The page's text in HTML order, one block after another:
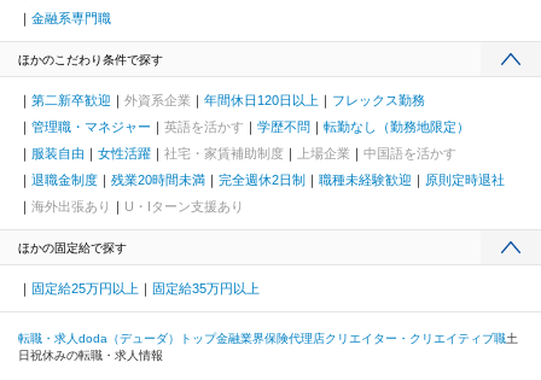
金融系専門職
ほかのこだわり条件で探す
第二新卒歓迎 外資系企業 年間休日120日以上
フレックス勤務
管理職・マネジャー
英語を活かす 学歴不問
転勤なし（勤務地限定）
服装自由
女性活躍 社宅・家賃補助制度 上場企業
中国語を活かす
退職金制度
残業20時間未満 完全週休2日制 職種未経験歓迎
原則定時退社
海外出張あり
U・Iターン支援あり
ほかの固定給で探す
固定給25万円以上 固定給35万円以上
転職・求人doda（デューダ）トップ金融業界保険代理店クリエイター・クリエイティブ職土
日祝休みの転職・求人情報